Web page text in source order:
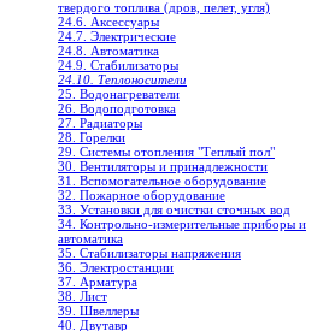
твердого топлива (дров, пелет, угля)
24.6. Аксессуары
24.7. Электрические
24.8. Автоматика
24.9. Стабилизаторы
24.10. Теплоносители
25. Водонагреватели
26. Водоподготовка
27. Радиаторы
28. Горелки
29. Системы отопления "Теплый пол"
30. Вентиляторы и принадлежности
31. Вспомогательное оборудование
32. Пожарное оборудование
33. Установки для очистки сточных вод
34. Контрольно-измерительные приборы и
автоматика
35. Стабилизаторы напряжения
36. Электростанции
37. Арматура
38. Лист
39. Швеллеры
40. Двутавр